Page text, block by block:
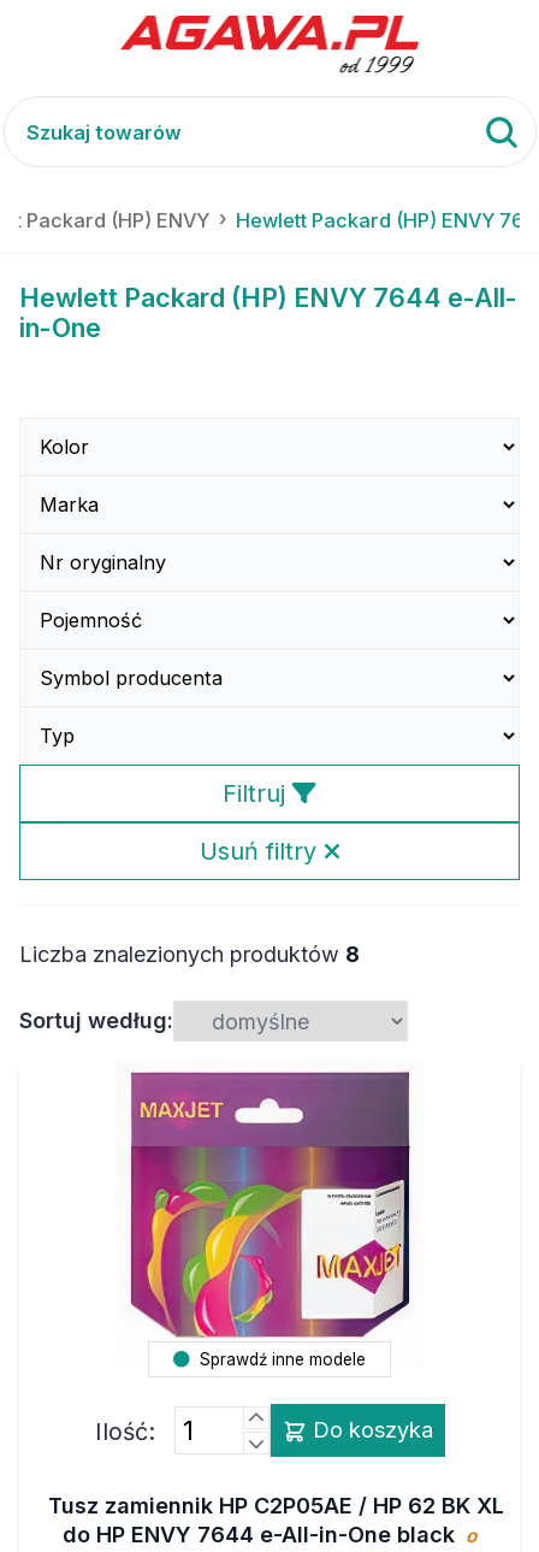
Packard (HP) ENVY Hewlett Packard (HP) ENVY
Hewlett Packard (HP) ENVY 7644 e-All-
in-One
Filtruj
Usuń filtry
Liczba znalezionych produktów 8
Sortuj według:
Sprawdź inne modele
Ilość: Do koszyka
Tusz zamiennik HP C2P05AE / HP 62 BK XL
do HP ENVY 7644 e-All-in-One black o